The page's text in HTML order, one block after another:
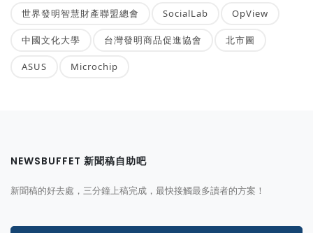
世界發明智慧財產聯盟總會 SocialLab OpView
中國文化大學 台灣發明商品促進協會 北市圖
ASUS Microchip
NEWSBUFFET 新聞稿自助吧
新聞稿的好去處，三分鐘上稿完成，最快接觸最多讀者的方案！